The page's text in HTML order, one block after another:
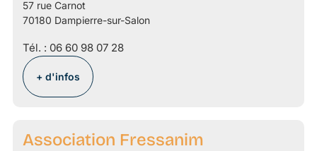
57 rue Carnot
70180 Dampierre-sur-Salon
Tél. : 06 60 98 07 28
+ d'infos
Association Fressanim